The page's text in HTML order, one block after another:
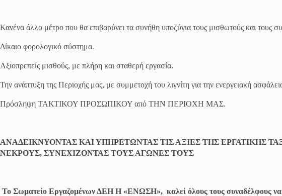
Κανένα άλλο μέτρο που θα επιβαρύνει τα συνήθη υποζύγια τους μισθωτούς και τους
Δίκαιο φορολογικό σύστημα.
Αξιοπρεπείς μισθούς, με πλήρη και σταθερή εργασία.
Την ανάπτυξη της Περιοχής μας, με συμμετοχή του λιγνίτη για την ενεργειακή
Πρόσληψη ΤΑΚΤΙΚΟΥ ΠΡΟΣΩΠΙΚΟΥ από ΤΗΝ ΠΕΡΙΟΧΗ ΜΑΣ.
ΑΝΑΔΕΙΚΝΥΟΝΤΑΣ ΚΑΙ ΥΠΗΡΕΤΩΝΤΑΣ ΤΙΣ ΑΞΙΕΣ ΤΗΣ ΕΡΓΑΤΙΚΗΣ
ΝΕΚΡΟΥΣ, ΣΥΝΕΧΙΖΟΝΤΑΣ ΤΟΥΣ ΑΓΩΝΕΣ ΤΟΥΣ
Το Σωματείο Εργαζομένων ΔΕΗ Η «ΕΝΩΣΗ», καλεί όλους τους συναδέλφους να